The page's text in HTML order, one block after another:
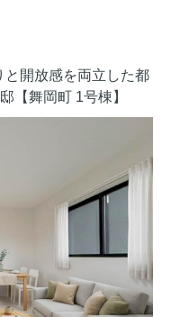
開放感を両立した都
【舞岡町 1号棟】